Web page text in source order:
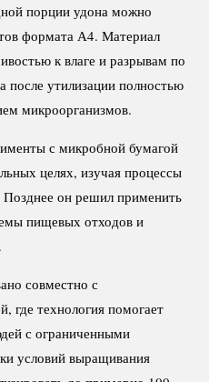
порции удона можно
формата А4. Материал
к влаге и разрывам по
утилизации полностью
микроорганизмов.
с микробной бумагой
целях, изучая процессы
Позднее он решил применить
пищевых отходов и
совместно с
где технология помогает
с ограниченными
условий выращивания